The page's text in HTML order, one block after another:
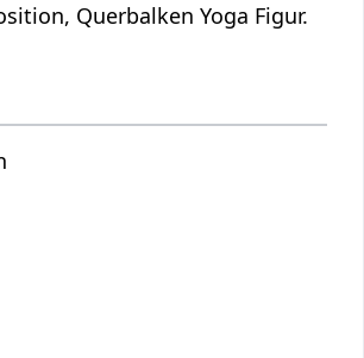
Querbalken Yoga Figur.